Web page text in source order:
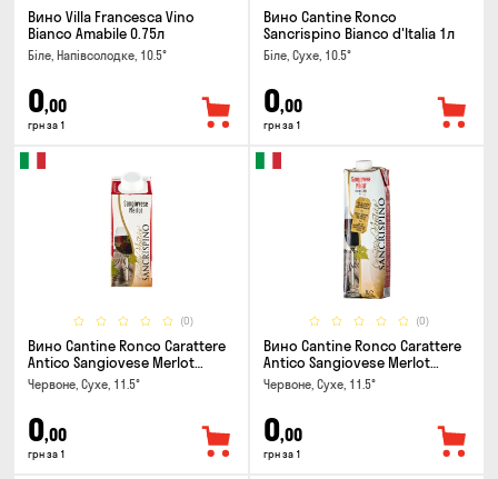
Вино Villa Francesca Vino
Bianco Amabile 0.75л
Біле, Напівсолодке, 10.5°
0,00
грн за 1
Вино Cantine Ronco
Sancrispino Bianco d'Italia 1л
Біле, Сухе, 10.5°
0,00
грн за 1
(0)
Вино Cantine Ronco Carattere
Antico Sangiovese Merlot
Rubicone IGT 0.25л
Червоне, Сухе, 11.5°
0,00
грн за 1
(0)
Вино Cantine Ronco Carattere
Antico Sangiovese Merlot
Rubicone IGT 1л
Червоне, Сухе, 11.5°
0,00
грн за 1